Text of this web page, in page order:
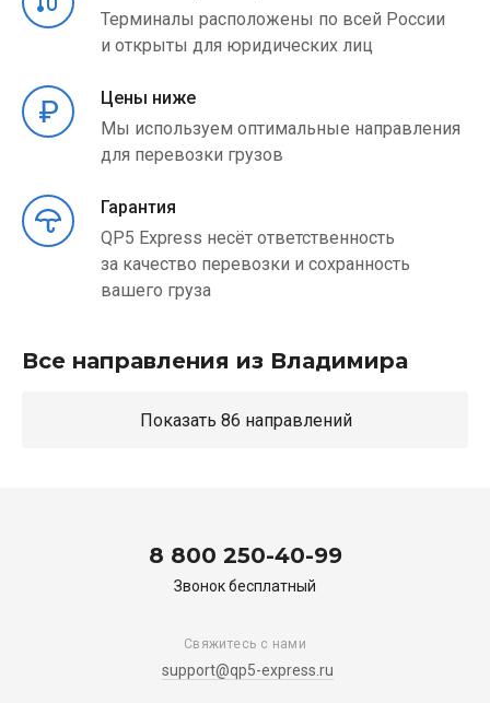
Терминалы расположены по всей России
и открыты для юридических лиц
Цены ниже
Мы используем оптимальные направления
для перевозки грузов
Гарантия
QP5 Express несёт ответственность
за качество перевозки и сохранность
вашего груза
Все направления из Владимира
Показать 86 направлений
8 800 250-40-99
Звонок бесплатный
Свяжитесь с нами
support@qp5-express.ru